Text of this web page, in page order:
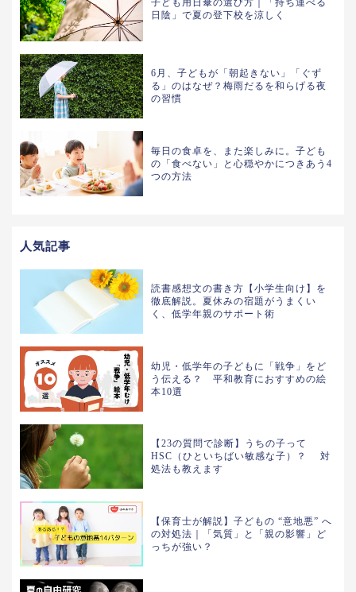
子ども用日傘の選び方｜「持ち運べる
日陰」で夏の登下校を涼しく
6月、子どもが「朝起きない」「ぐず
る」のはなぜ？梅雨だるを和らげる夜
の習慣
毎日の食卓を、また楽しみに。子ども
の「食べない」と心穏やかにつきあう4
つの方法
人気記事
読書感想文の書き方【小学生向け】を
徹底解説。夏休みの宿題がうまくい
く、低学年親のサポート術
幼児・低学年の子どもに「戦争」をど
う伝える？ 平和教育におすすめの絵
本10選
【23の質問で診断】うちの子って
HSC（ひといちばい敏感な子）？ 対
処法も教えます
【保育士が解説】子どもの “意地悪” へ
の対処法｜「気質」と「親の影響」ど
っちが強い？